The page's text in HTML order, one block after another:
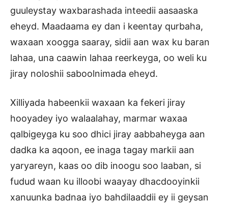
guuleystay waxbarashada inteedii aasaaska
eheyd. Maadaama ey dan i keentay qurbaha,
waxaan xoogga saaray, sidii aan wax ku baran
lahaa, una caawin lahaa reerkeyga, oo weli ku
jiray noloshii saboolnimada eheyd.
Xilliyada habeenkii waxaan ka fekeri jiray
hooyadey iyo walaalahay, marmar waxaa
qalbigeyga ku soo dhici jiray aabbaheyga aan
dadka ka aqoon, ee inaga tagay markii aan
yaryareyn, kaas oo dib inoogu soo laaban, si
fudud waan ku illoobi waayay dhacdooyinkii
xanuunka badnaa iyo bahdilaaddii ey ii geysan